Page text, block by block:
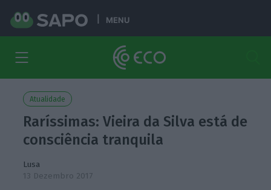
MENU
Atualidade
Raríssimas: Vieira da Silva está de
consciência tranquila
Lusa
13 Dezembro 2017